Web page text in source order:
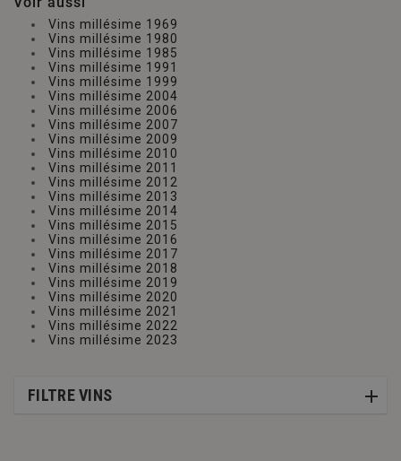
Vins millésime 1969
Vins millésime 1980
Vins millésime 1985
Vins millésime 1991
Vins millésime 1999
Vins millésime 2004
Vins millésime 2006
Vins millésime 2007
Vins millésime 2009
Vins millésime 2010
Vins millésime 2011
Vins millésime 2012
Vins millésime 2013
Vins millésime 2014
Vins millésime 2015
Vins millésime 2016
Vins millésime 2017
Vins millésime 2018
Vins millésime 2019
Vins millésime 2020
Vins millésime 2021
Vins millésime 2022
Vins millésime 2023
FILTRE VINS